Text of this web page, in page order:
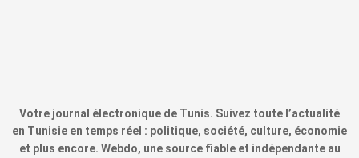
Votre journal électronique de Tunis. Suivez toute l’actualité
en Tunisie en temps réel : politique, société, culture, économie
et plus encore. Webdo, une source fiable et indépendante au